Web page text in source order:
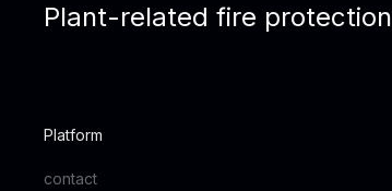
Plant-related fire protection
Platform
contact